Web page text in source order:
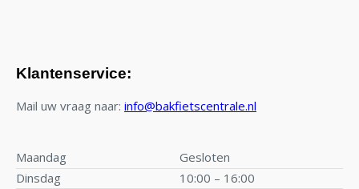
Klantenservice:
Mail uw vraag naar: info@bakfietscentrale.nl
Maandag
Gesloten
Dinsdag
10:00 – 16:00